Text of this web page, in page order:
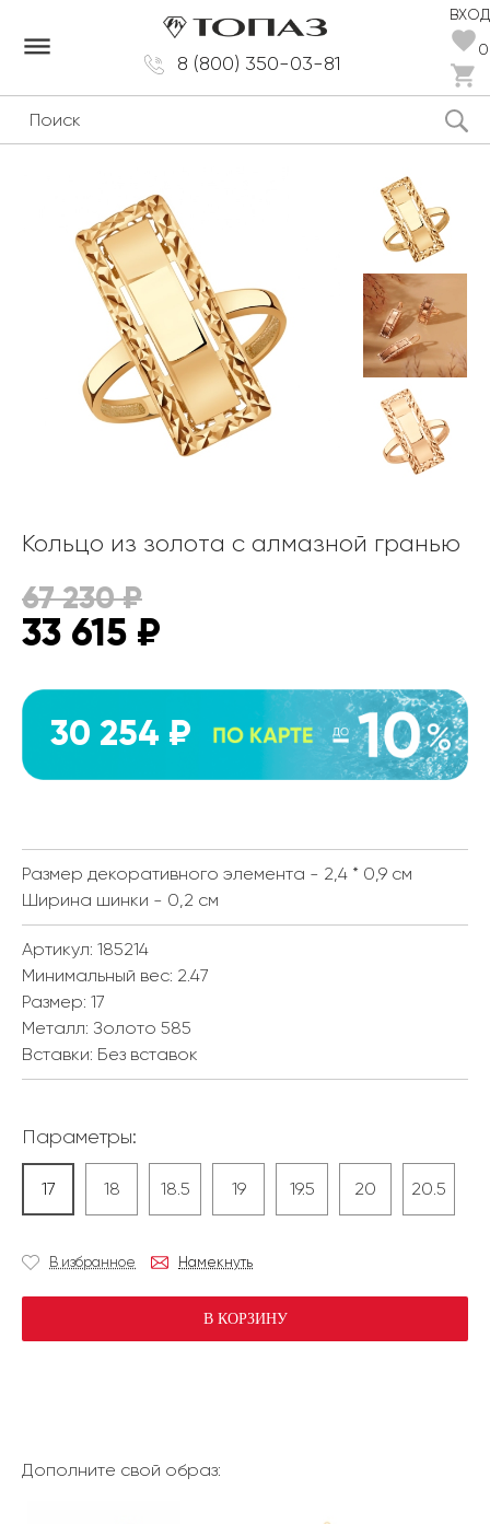
8 (800) 350-03-81
ВХОД
0
dehaze
Кольцо из золота с алмазной гранью
67 230₽
33 615 ₽
30 254 ₽
Размер декоративного элемента - 2,4 * 0,9 см
Ширина шинки - 0,2 см
Артикул: 185214
Минимальный вес: 2.47
Размер: 17
Металл: Золото 585
Вставки: Без вставок
Параметры:
17 18 18.5 19 19.5 20 20.5
В избранное Намекнуть
В КОРЗИНУ
Дополните свой образ: